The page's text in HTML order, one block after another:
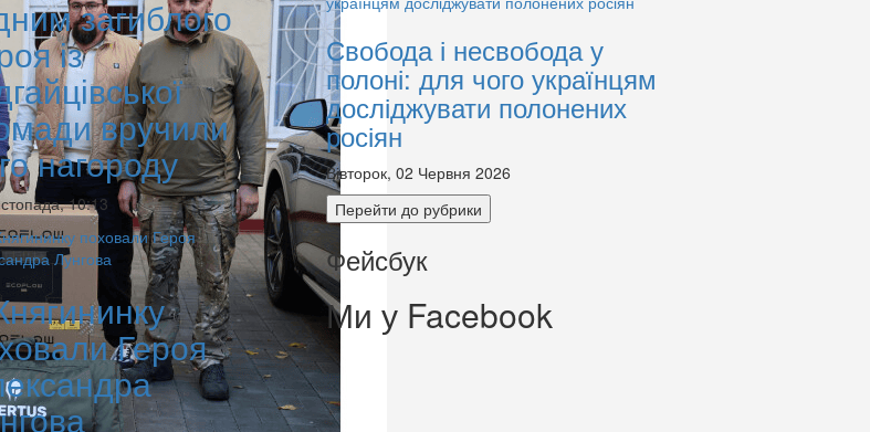
загиблого
із
вручили
нагороду
10:13
Героя
Свобода і несвобода у
полоні: для чого українцям
досліджувати полонених
росіян
Вівторок, 02 Червня 2026
Перейти до рубрики
Фейсбук
Ми у Facebook